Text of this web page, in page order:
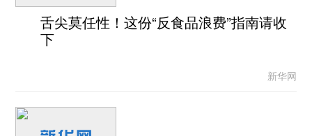
舌尖莫任性！这份“反食品浪费”指南请收
下
新华网